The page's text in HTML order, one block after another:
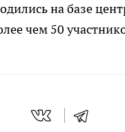
на базе
чем 50